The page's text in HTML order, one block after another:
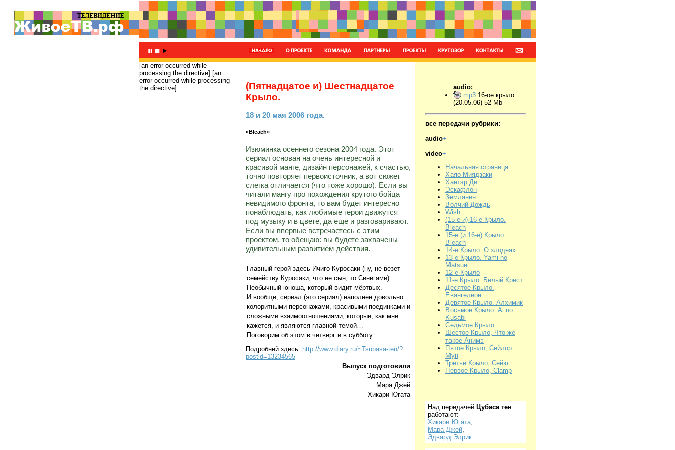
[an error occurred while
processing the directive] [an
error occurred while processing
the directive]
(Пятнадцатое и) Шестнадцатое
Крыло.
18 и 20 мая 2006 года.
«Bleach»
Изюминка осеннего сезона 2004 года. Этот
сериал основан на очень интересной и
красивой манге, дизайн персонажей, к счастью,
точно повторяет первоисточник, а вот сюжет
слегка отличается (что тоже хорошо). Если вы
читали мангу про похождения крутого бойца
невидимого фронта, то вам будет интересно
понаблюдать, как любимые герои движутся
под музыку и в цвете, да еще и разговаривают.
Если вы впервые встречаетесь с этим
проектом, то обещаю: вы будете захвачены
удивительным развитием действия.
Главный герой здесь Ичиго Куросаки (ну, не везет
семейству Куросаки, что не сын, то Синигами).
Необычный юноша, который видит мёртвых.
И вообще, сериал (это сериал) наполнен довольно
колоритными персонажами, красивыми поединками и
сложными взаимоотношениями, которые, как мне
кажется, и являются главной темой…
Поговорим об этом в четверг и в субботу.
Подробней здесь: http://www.diary.ru/~Tsubasa-ten/?
postid=13234565
Выпуск подготовили
Эдвард Элрик
Мара Джей
Хикари Югата
audio:
mp3 16-ое крыло
(20.05.06) 52 Mb
все передачи рубрики:
audio+
video+
Начальная страница
Хаяо Миядзаки
Хантэр Ди
Эскафлон
Землянин
Волчий Дождь
Wish
(15-е и) 16-е Крыло.
Bleach
15-е (и 16-е) Крыло.
Bleach
14-е Крыло. О злодеях
13-е Крыло. Yami no
Matsuei
12-е Крыло
11-е Крыло. Белый Крест
Десятое Крыло.
Евангелион
Девятое Крыло. Алхимик
Восьмое Крыло. Ai nо
Kusabi
Седьмое Крыло
Шестое Крыло, Что же
такое Анимэ
Пятое Крыло, Сейлор
Мун
Третье Крыло, Сейю
Первое Крыло, Clamp
Над передачей Цубаса тен
работают:
Хикари Югата,
Мара Джей,
Эдвард Элрик.